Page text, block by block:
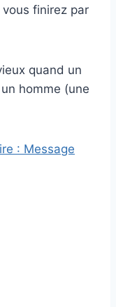
finirez par
quand un
homme (une
: Message